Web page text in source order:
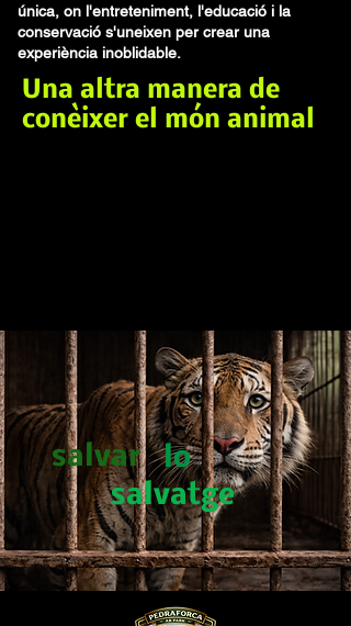
única, on l'entreteniment, l'educació i la
conservació s'uneixen per crear una
experiència inoblidable.
Una altra manera de
conèixer el món animal
salvar
lo
salvatge